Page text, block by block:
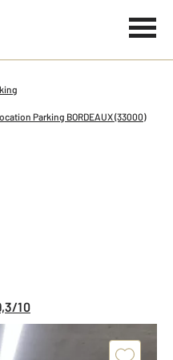
Parking BORDEAUX (33000)
10